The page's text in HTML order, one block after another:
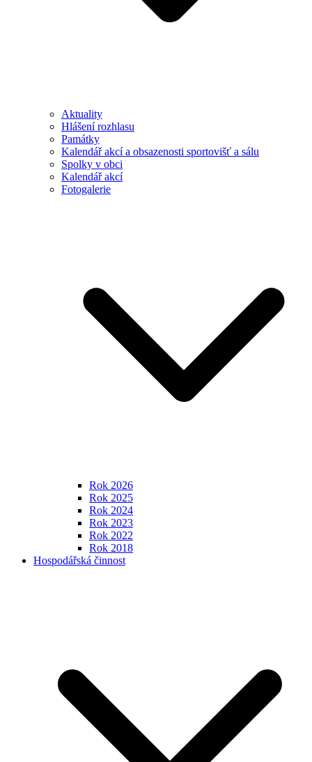
Aktuality
Hlášení rozhlasu
Památky
Kalendář akcí a obsazenosti sportovišť a sálu
Spolky v obci
Kalendář akcí
Fotogalerie
Rok 2026
Rok 2025
Rok 2024
Rok 2023
Rok 2022
Rok 2018
Hospodářská činnost